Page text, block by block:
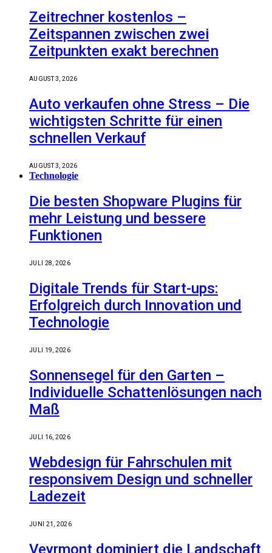
Zeitrechner kostenlos –
Zeitspannen zwischen zwei
Zeitpunkten exakt berechnen
AUGUST 3, 2026
Auto verkaufen ohne Stress – Die
wichtigsten Schritte für einen
schnellen Verkauf
AUGUST 3, 2026
Technologie
Die besten Shopware Plugins für
mehr Leistung und bessere
Funktionen
JULI 28, 2026
Digitale Trends für Start-ups:
Erfolgreich durch Innovation und
Technologie
JULI 19, 2026
Sonnensegel für den Garten –
Individuelle Schattenlösungen nach
Maß
JULI 16, 2026
Webdesign für Fahrschulen mit
responsivem Design und schneller
Ladezeit
JUNI 21, 2026
Veyrmont dominiert die Landschaft